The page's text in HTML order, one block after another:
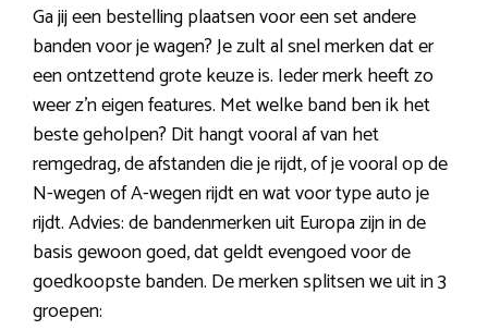
Ga jij een bestelling plaatsen voor een set andere
banden voor je wagen? Je zult al snel merken dat er
een ontzettend grote keuze is. Ieder merk heeft zo
weer z’n eigen features. Met welke band ben ik het
beste geholpen? Dit hangt vooral af van het
remgedrag, de afstanden die je rijdt, of je vooral op de
N-wegen of A-wegen rijdt en wat voor type auto je
rijdt. Advies: de bandenmerken uit Europa zijn in de
basis gewoon goed, dat geldt evengoed voor de
goedkoopste banden. De merken splitsen we uit in 3
groepen: